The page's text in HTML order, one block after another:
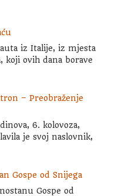
iz Italije, iz mjesta
koji ovih dana borave
– Preobraženje
6. kolovoza,
je svoj naslovnik,
Gospe od Snijega
Gospe od